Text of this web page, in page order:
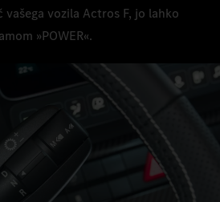
vozila Actros F, jo lahko
»POWER«.